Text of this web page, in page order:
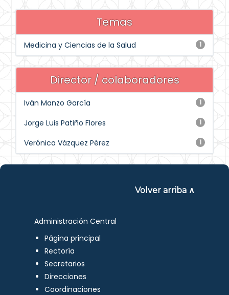
Temas
1
Medicina y Ciencias de la Salud
Director / colaboradores
1
Iván Manzo García
1
Jorge Luis Patiño Flores
1
Verónica Vázquez Pérez
Volver arriba ∧
Administración Central
Página principal
Rectoría
Secretarios
Direcciones
Coordinaciones